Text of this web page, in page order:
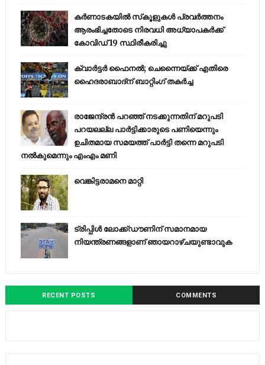
കര്‍ണാടകയില്‍ സ്‌കൂളുകള്‍ പ്രവര്‍ത്തനം
ആരംഭിച്ചതോടെ നിരവധി അധ്യാപകര്‍ക്ക്
കോവിഡ് 19 സ്ഥിരീകരിച്ചു
ക്വാർട്ടർ ഫൈനൽ; ചെന്നൈയ്ക്ക് എതിരെ
ഹൈദരാബാദ്ന് ബാറ്റിംഗ് തകർച്ച
രാജേന്ദ്രന്‍ പറഞ്ഞ് നടക്കുന്നതിന് മറുപടി
പറയലല്ല പാര്‍ട്ടിക്കാരുടെ പണിയെന്നും
ഉചിതമായ സമയത്ത് പാര്‍ട്ടി തന്നെ മറുപടി
നല്‍കുമെന്നും എംഎം മണി
വെങ്കിട്ടരാമനെ മാറ്റി
ട്രിപ്പിള്‍ ലോക്ക്ഡൗണിന് സമാനമായ
നിയന്ത്രണങ്ങളാണ് ഞായറാഴ്ചയുണ്ടാവുക
RECENT POSTS COMMENTS